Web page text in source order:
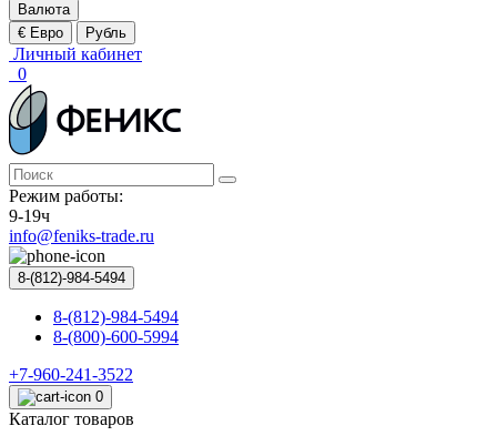
Валюта
€ Евро
Рубль
Личный кабинет
0
Режим работы:
9-19ч
info@feniks-trade.ru
8-(812)-984-5494
8-(812)-984-5494
8-(800)-600-5994
+7-960-241-3522
0
Каталог товаров